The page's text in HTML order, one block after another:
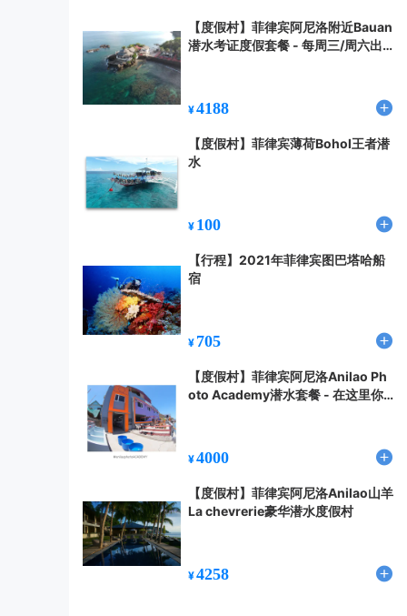
【度假村】菲律宾阿尼洛附近Bauan
潜水考证度假套餐 - 每周三/周六出
¥4188
【度假村】菲律宾薄荷Bohol王者潜
水
¥ 100
【行程】2021年菲律宾图巴塔哈船
宿
¥ 705
【度假村】菲律宾阿尼洛Anilao Ph
oto Academy潜水套餐 - 在这里你
¥4000
【度假村】菲律宾阿尼洛Anilao山羊
La chevrerie豪华潜水度假村
¥4258